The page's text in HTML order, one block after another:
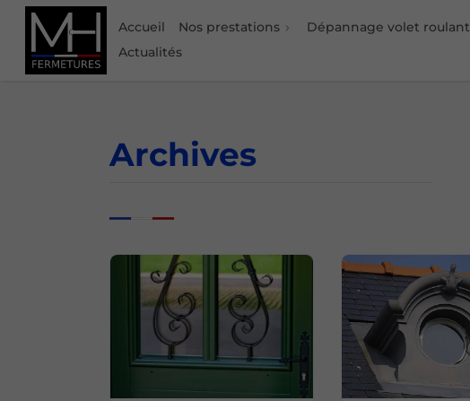
Accueil Nos prestations Dépannage volet roulant
Actualités
Archives